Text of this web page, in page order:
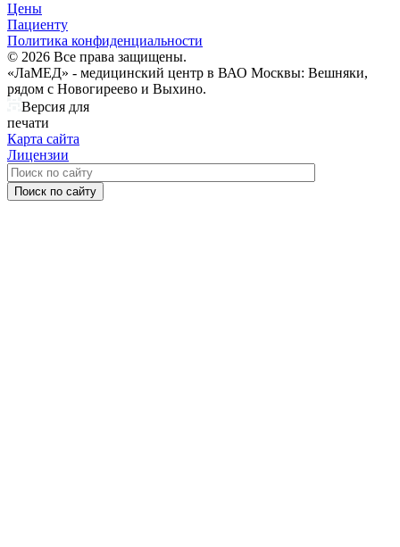
Цены
Пациенту
Политика конфиденциальности
© 2026 Все права защищены.
«ЛаМЕД» - медицинский центр в ВАО Москвы: Вешняки,
рядом с Новогиреево и Выхино.
Версия для
печати
Карта сайта
Лицензии
Поиск по сайту